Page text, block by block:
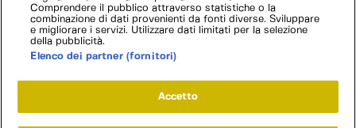
Comprendere il pubblico attraverso statistiche o la
combinazione di dati provenienti da fonti diverse. Sviluppare
e migliorare i servizi. Utilizzare dati limitati per la selezione
della pubblicità.
Elenco dei partner (fornitori)
Accetto